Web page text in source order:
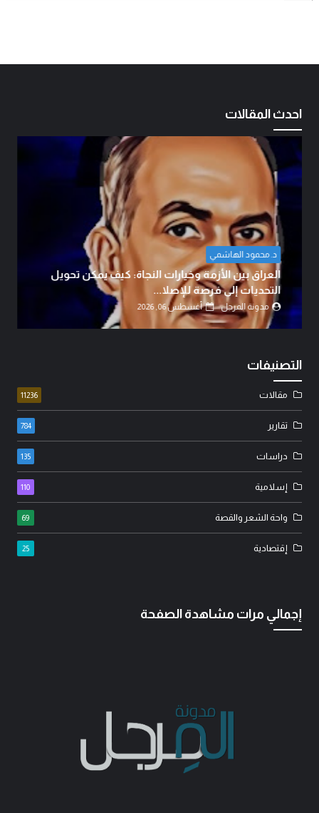
احدث المقالات
ضياء ابو معارج الدراجي
الوطنجية… عندما يُستغل علم العراق لإثارة الفتنة..!
مدونة المرجل أغسطس 06, 2026
التصنيفات
مقالات 11236
تقارير 784
دراسات 135
إسلامية 110
واحة الشعر والقصة 69
إقتصادية 25
إجمالي مرات مشاهدة الصفحة